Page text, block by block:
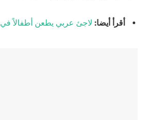
أقرأ أيضا: لاجئ عربي يطعن أطفالاً